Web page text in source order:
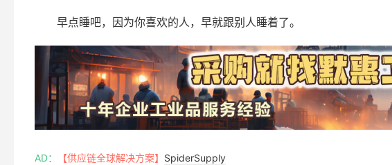
早点睡吧，因为你喜欢的人，早就跟别人睡着了。
AD： 【供应链全球解决方案】 SpiderSupply